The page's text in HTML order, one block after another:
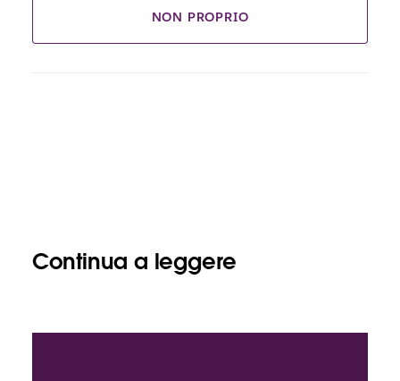
NON PROPRIO
Continua a leggere